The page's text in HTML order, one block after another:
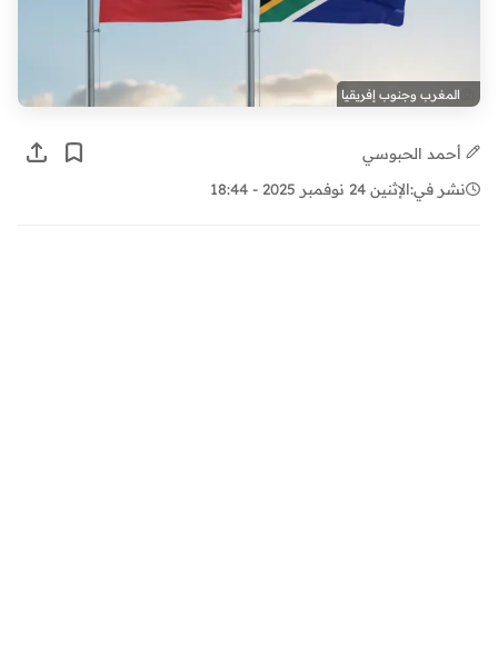
المغرب وجنوب إفريقيا
أحمد الحبوسي
نشر في:الإثنين 24 نوفمبر 2025 - 18:44